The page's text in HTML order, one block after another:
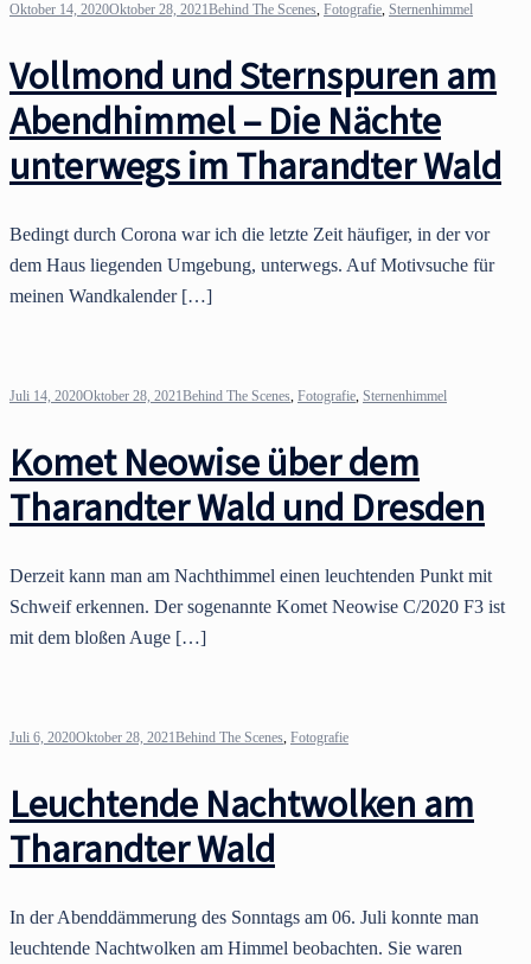
Oktober 14, 2020Oktober 28, 2021Behind The Scenes, Fotografie, Sternenhimmel
Vollmond und Sternspuren am
Abendhimmel – Die Nächte
unterwegs im Tharandter Wald
Bedingt durch Corona war ich die letzte Zeit häufiger, in der vor
dem Haus liegenden Umgebung, unterwegs. Auf Motivsuche für
meinen Wandkalender […]
Juli 14, 2020Oktober 28, 2021Behind The Scenes, Fotografie, Sternenhimmel
Komet Neowise über dem
Tharandter Wald und Dresden
Derzeit kann man am Nachthimmel einen leuchtenden Punkt mit
Schweif erkennen. Der sogenannte Komet Neowise C/2020 F3 ist
mit dem bloßen Auge […]
Juli 6, 2020Oktober 28, 2021Behind The Scenes, Fotografie
Leuchtende Nachtwolken am
Tharandter Wald
In der Abenddämmerung des Sonntags am 06. Juli konnte man
leuchtende Nachtwolken am Himmel beobachten. Sie waren